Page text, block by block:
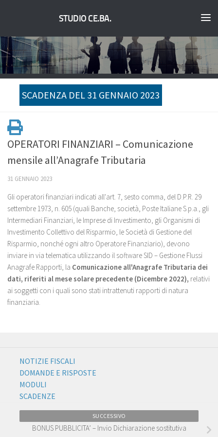
STUDIO CE.BA.
SCADENZA DEL 31 GENNAIO 2023
OPERATORI FINANZIARI – Comunicazione
mensile all’Anagrafe Tributaria
31 GENNAIO 2023
Gli operatori finanziari indicati all'art. 7, sesto comma, del D.P.R. 29
settembre 1973, n. 605 (quali Banche, società, Poste Italiane S.p.a., gli
Intermediari Finanziari, le Imprese di Investimento, gli Organismi di
Investimento Collettivo del Risparmio, le Società di Gestione del
Risparmio, nonché ogni altro Operatore Finanziario), devono
inviare in via telematica utilizzando il software SID – Gestione Flussi
Anagrafe Rapporti, la Comunicazione all'Anagrafe Tributaria dei
dati, riferiti al mese solare precedente (Dicembre 2022), relativi
ai soggetti con i quali sono stati intrattenuti rapporti di natura
finanziaria.
NOTIZIE FISCALI
DOMANDE E RISPOSTE
MODULI
SCADENZE
SUCCESSIVO
BONUS PUBBLICITA’ – Invio Dichiarazione sostitutiva